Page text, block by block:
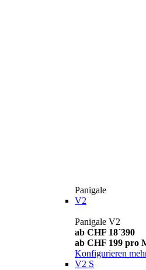
Panigale
V2
Panigale V2
ab CHF 18´390
ab CHF 199 pro
Konfigurieren
V2 S